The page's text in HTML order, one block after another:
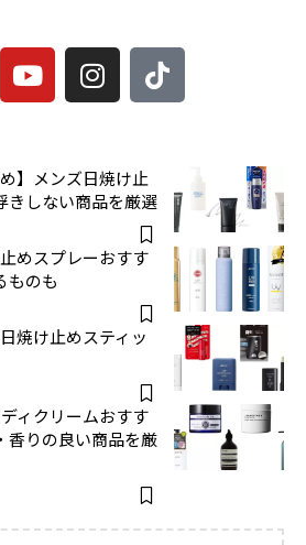
】メンズ日焼け止
きしない商品を厳選
めスプレーおすす
ものも
焼け止めスティッ
ィクリームおすす
香りの良い商品を厳